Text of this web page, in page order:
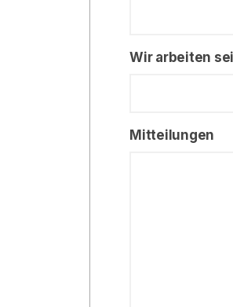
Wir arbeiten
Mitteilungen